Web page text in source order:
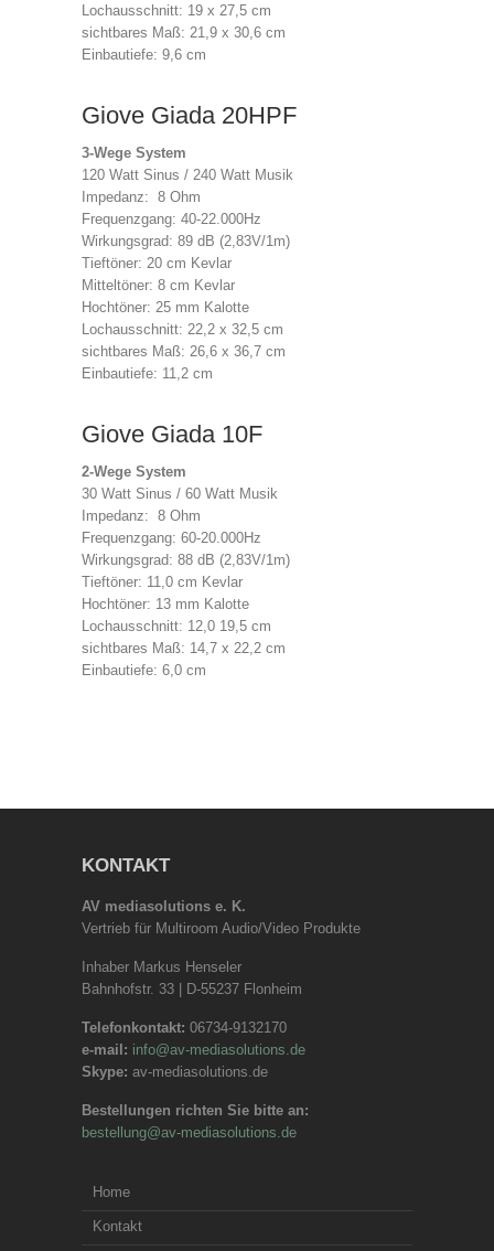
Lochausschnitt: 19 x 27,5 cm
sichtbares Maß: 21,9 x 30,6 cm
Einbautiefe: 9,6 cm
Giove Giada 20HPF
3-Wege System
120 Watt Sinus / 240 Watt Musik
Impedanz: 8 Ohm
Frequenzgang: 40-22.000Hz
Wirkungsgrad: 89 dB (2,83V/1m)
Tieftöner: 20 cm Kevlar
Mitteltöner: 8 cm Kevlar
Hochtöner: 25 mm Kalotte
Lochausschnitt: 22,2 x 32,5 cm
sichtbares Maß: 26,6 x 36,7 cm
Einbautiefe: 11,2 cm
Giove Giada 10F
2-Wege System
30 Watt Sinus / 60 Watt Musik
Impedanz: 8 Ohm
Frequenzgang: 60-20.000Hz
Wirkungsgrad: 88 dB (2,83V/1m)
Tieftöner: 11,0 cm Kevlar
Hochtöner: 13 mm Kalotte
Lochausschnitt: 12,0 19,5 cm
sichtbares Maß: 14,7 x 22,2 cm
Einbautiefe: 6,0 cm
KONTAKT
AV mediasolutions e. K.
Vertrieb für Multiroom Audio/Video Produkte
Inhaber Markus Henseler
Bahnhofstr. 33 | D-55237 Flonheim
Telefonkontakt: 06734-9132170
e-mail: info@av-mediasolutions.de
Skype: av-mediasolutions.de
Bestellungen richten Sie bitte an:
bestellung@av-mediasolutions.de
Home
Kontakt